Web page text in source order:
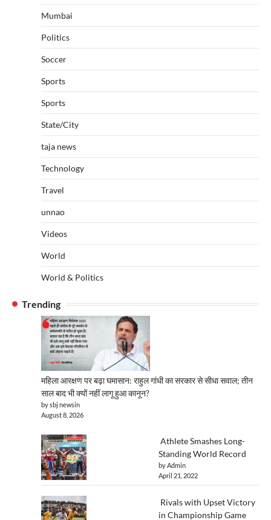
Mumbai
Politics
Soccer
Sports
Sports
State/City
taja news
Technology
Travel
unnao
Videos
World
World & Politics
Trending
महिला आरक्षण पर बढ़ा घमासान: राहुल गांधी का सरकार से सीधा सवाल; तीन
साल बाद भी क्यों नहीं लागू हुआ कानून?
by sbj newsin
August 8, 2026
Athlete Smashes Long-
Standing World Record
by Admin
April 21, 2022
Rivals with Upset Victory
in Championship Game